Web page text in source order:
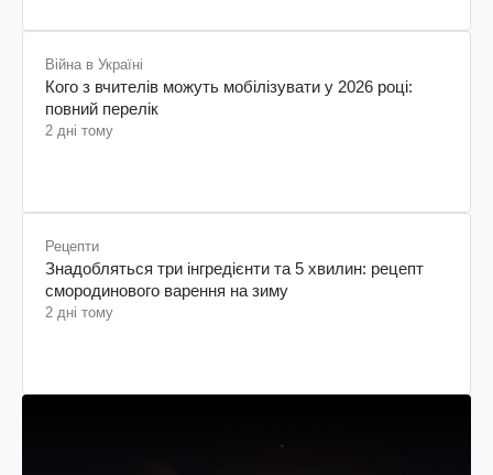
Війна в Україні
Кого з вчителів можуть мобілізувати у 2026 році:
повний перелік
2 дні тому
Рецепти
Знадобляться три інгредієнти та 5 хвилин: рецепт
смородинового варення на зиму
2 дні тому